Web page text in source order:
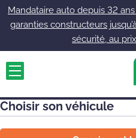
Mandataire auto depuis 32
garanties constructeurs
sécurité, au
Choisir son véhicule